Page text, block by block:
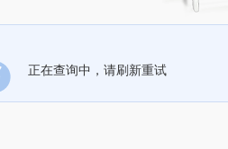
正在查询中，请刷新重试